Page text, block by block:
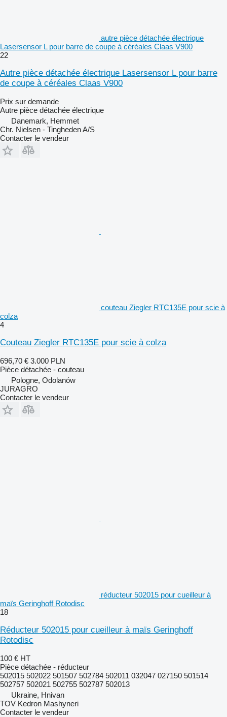
autre pièce détachée électrique
Lasersensor L pour barre de coupe à céréales Claas V900
22
Autre pièce détachée électrique Lasersensor L pour barre
de coupe à céréales Claas V900
Prix sur demande
Autre pièce détachée électrique
Danemark, Hemmet
Chr. Nielsen - Tingheden A/S
Contacter le vendeur
couteau Ziegler RTC135E pour scie à
colza
4
Couteau Ziegler RTC135E pour scie à colza
696,70 € 3.000 PLN
Pièce détachée - couteau
Pologne, Odolanów
JURAGRO
Contacter le vendeur
réducteur 502015 pour cueilleur à
maïs Geringhoff Rotodisc
18
Réducteur 502015 pour cueilleur à maïs Geringhoff
Rotodisc
100 € HT
Pièce détachée - réducteur
502015 502022 501507 502784 502011 032047 027150 501514
502757 502021 502755 502787 502013
Ukraine, Hnivan
TOV Kedron Mashyneri
Contacter le vendeur